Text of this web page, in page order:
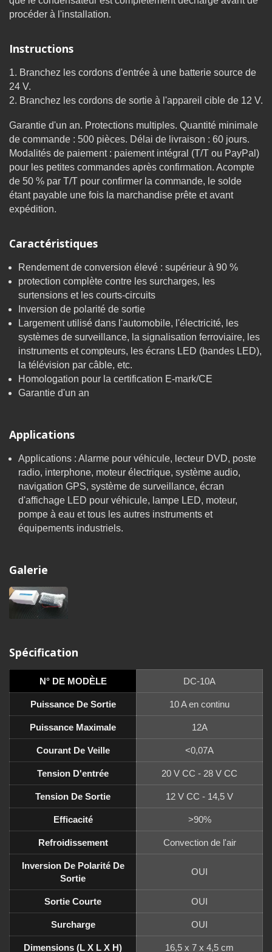
procéder à l'installation.
Instructions
1. Branchez les cordons d'entrée à une batterie source de
24 V.
2. Branchez les cordons de sortie à l'appareil cible de 12 V.
Garantie d'un an. Protections multiples. Quantité minimale
de commande : 500 pièces. Délai de livraison : 60 jours.
Modalités de paiement : paiement intégral (T/T ou PayPal)
pour les petites commandes après confirmation. Acompte
de 50 % par T/T pour confirmer la commande, le solde
étant payable une fois la marchandise prête et avant
expédition.
Caractéristiques
Rendement de conversion élevé : supérieur à 90 %
protection complète contre les surcharges, les
surtensions et les courts-circuits
Inversion de polarité de sortie
Largement utilisé dans l'automobile, l'électricité, les
systèmes de surveillance, la signalisation ferroviaire, les
instruments et compteurs, les écrans LED (bandes LED),
la télévision par câble, etc.
Homologation pour la certification E-mark/CE
Garantie d'un an
Applications
Applications : Alarme pour véhicule, lecteur DVD, poste
radio, interphone, moteur électrique, système audio,
navigation GPS, système de surveillance, écran
d'affichage LED pour véhicule, lampe LED, moteur,
pompe à eau et tous les autres instruments et
équipements industriels.
Galerie
Spécification
N° DE MODÈLE DC-10A
Puissance De Sortie 10 A en continu
Puissance Maximale 12A
Courant De Veille <0,07A
Tension D'entrée 20 V CC - 28 V CC
Tension De Sortie 12 V CC - 14,5 V
Efficacité >90%
Refroidissement Convection de l'air
Inversion De Polarité De
Sortie
OUI
Sortie Courte OUI
Surcharge OUI
Dimensions (L X L X H) 16,5 x 7 x 4,5 cm